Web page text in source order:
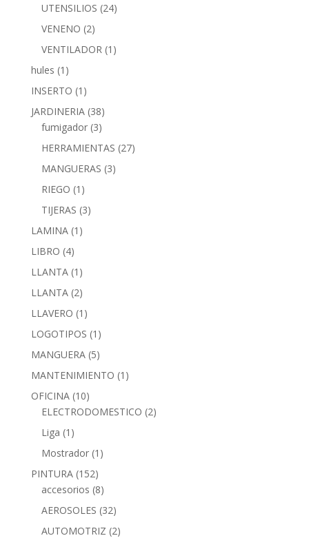
UTENSILIOS (24)
VENENO (2)
VENTILADOR (1)
hules (1)
INSERTO (1)
JARDINERIA (38)
fumigador (3)
HERRAMIENTAS (27)
MANGUERAS (3)
RIEGO (1)
TIJERAS (3)
LAMINA (1)
LIBRO (4)
LLANTA (1)
LLANTA (2)
LLAVERO (1)
LOGOTIPOS (1)
MANGUERA (5)
MANTENIMIENTO (1)
OFICINA (10)
ELECTRODOMESTICO (2)
Liga (1)
Mostrador (1)
PINTURA (152)
accesorios (8)
AEROSOLES (32)
AUTOMOTRIZ (2)